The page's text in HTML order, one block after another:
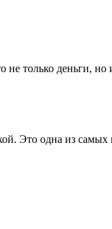
только деньги,
Это одна из